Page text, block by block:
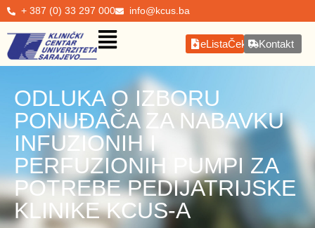
+ 387 (0) 33 297 000 info@kcus.ba
eListaČekanjaKontakt
ODLUKA O IZBORU
PONUĐAČA ZA NABAVKU
INFUZIONIH I
PERFUZIONIH PUMPI ZA
POTREBE PEDIJATRIJSKE
KLINIKE KCUS-A